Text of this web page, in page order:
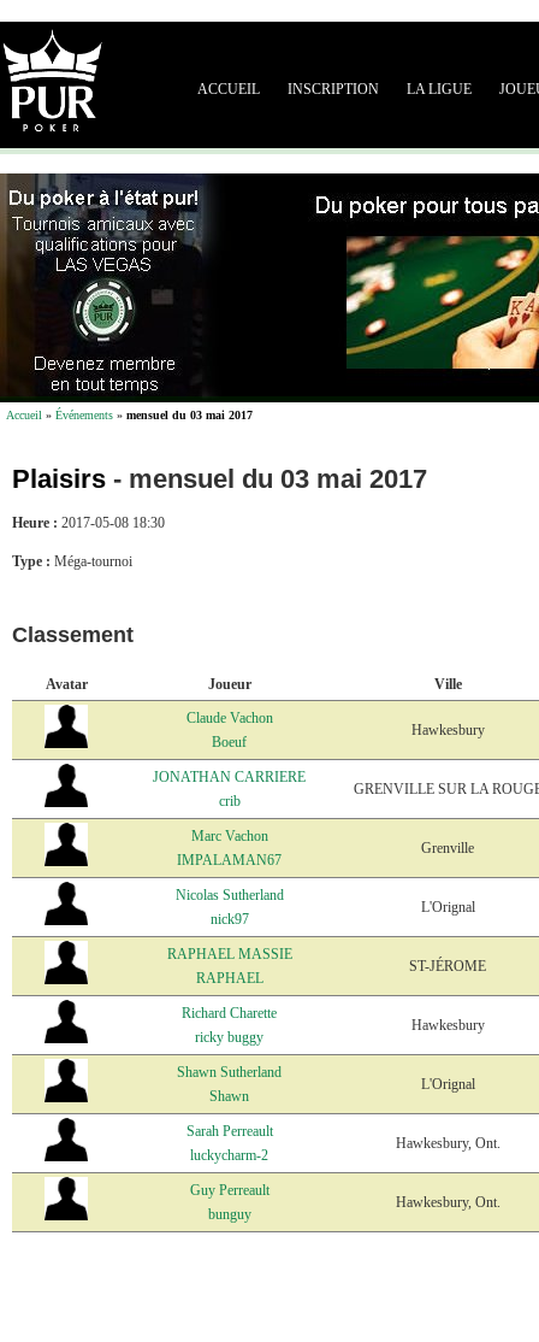
ACCUEIL INSCRIPTION LA LIGUE
Accueil » Événements » mensuel du 03 mai 2017
Plaisirs - mensuel du 03 mai 2017
Heure : 2017-05-08 18:30
Type : Méga-tournoi
Classement
Avatar Joueur
Ville
Claude Vachon
Boeuf
Hawkesbury
JONATHAN CARRIERE
crib
GRENVILLE SUR LA
Marc Vachon
IMPALAMAN67
Grenville
Nicolas Sutherland
nick97
L'Orignal
RAPHAEL MASSIE
RAPHAEL
ST-JÉROME
Richard Charette
ricky buggy
Hawkesbury
Shawn Sutherland
Shawn
L'Orignal
Sarah Perreault
luckycharm-2
Hawkesbury, Ont.
Guy Perreault
bunguy
Hawkesbury, Ont.